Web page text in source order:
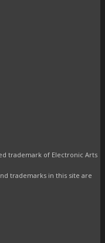
trademark of Electronic Arts
trademarks in this site are